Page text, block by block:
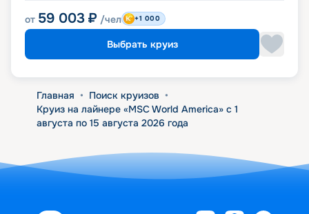
от 59 003 ₽ /чел +1 000
Выбрать круиз
Главная • Поиск круизов •
Круиз на лайнере «MSC World America» с 1
августа по 15 августа 2026 года